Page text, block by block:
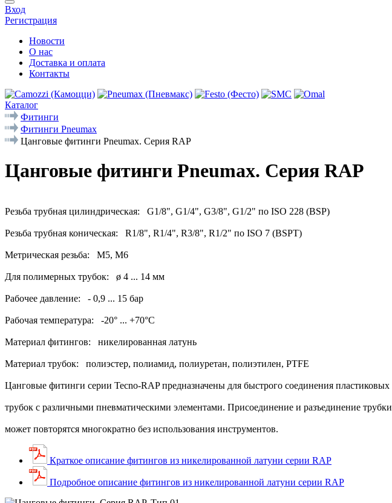
Вход
Регистрация
Новости
О нас
Доставка и оплата
Контакты
Каталог
Фитинги
Фитинги Pneumax
Цанговые фитинги Pneumax. Серия RAP
Цанговые фитинги Pneumax. Серия RAP
Резьба трубная цилиндрическая: G1/8", G1/4", G3/8", G1/2" по ISO 228 (BSP)
Резьба трубная коническая: R1/8", R1/4", R3/8", R1/2" по ISO 7 (BSPT)
Метрическая резьба: M5, M6
Для полимерных трубок: ø 4 ... 14 мм
Рабочее давление: - 0,9 ... 15 бар
Рабочая температура: -20° ... +70°С
Материал фитингов: никелированная латунь
Материал трубок: полиэстер, полиамид, полиуретан, полиэтилен, PTFE
Цанговые фитинги серии Tecno-RAP предназначены для быстрого соединения пластиковых
трубок с различными пневматическими элементами. Присоединение и разъединение трубки
может повторятся многократно без использования инструментов.
Краткое описание фитингов из никелированной латуни серии RAP
Подробное описание фитингов из никелированной латуни серии RAP